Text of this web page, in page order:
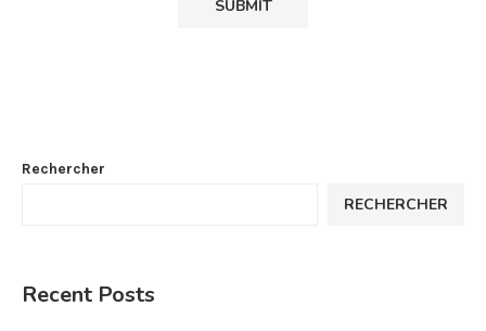
Rechercher
RECHERCHER
Recent Posts